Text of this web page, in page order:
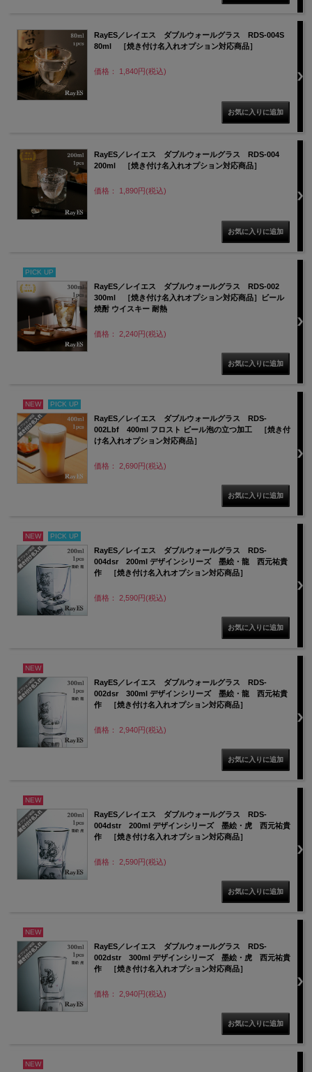
RayES／レイエス ダブルウォールグラス RDS-004S
80ml ［焼き付け名入れオプション対応商品］
価格： 1,840円(税込)
RayES／レイエス ダブルウォールグラス RDS-004
200ml ［焼き付け名入れオプション対応商品］
価格： 1,890円(税込)
PICK UP
RayES／レイエス ダブルウォールグラス RDS-002
300ml ［焼き付け名入れオプション対応商品］ビール
焼酎 ウイスキー 耐熱
価格： 2,240円(税込)
NEW PICK UP
RayES／レイエス ダブルウォールグラス RDS-
002Lbf 400ml フロスト ビール泡の立つ加工 ［焼き付
け名入れオプション対応商品］
価格： 2,690円(税込)
NEW PICK UP
RayES／レイエス ダブルウォールグラス RDS-
004dsr 200ml デザインシリーズ 墨絵・龍 西元祐貴
作 ［焼き付け名入れオプション対応商品］
価格： 2,590円(税込)
NEW
RayES／レイエス ダブルウォールグラス RDS-
002dsr 300ml デザインシリーズ 墨絵・龍 西元祐貴
作 ［焼き付け名入れオプション対応商品］
価格： 2,940円(税込)
NEW
RayES／レイエス ダブルウォールグラス RDS-
004dstr 200ml デザインシリーズ 墨絵・虎 西元祐貴
作 ［焼き付け名入れオプション対応商品］
価格： 2,590円(税込)
NEW
RayES／レイエス ダブルウォールグラス RDS-
002dstr 300ml デザインシリーズ 墨絵・虎 西元祐貴
作 ［焼き付け名入れオプション対応商品］
価格： 2,940円(税込)
NEW